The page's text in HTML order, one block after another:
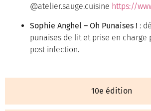
10e édition
@atelier.sauge.cuisine https://
Sophie Anghel – Oh Punaises ! :
punaises de lit et prise en charge
post infection.